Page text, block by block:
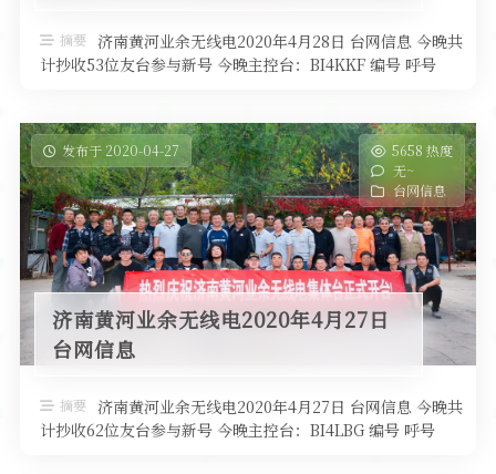
摘要 济南黄河业余无线电2020年4月28日 台网信息 今晚共
计抄收53位友台参与新号 今晚主控台：BI4KKF 编号 呼号
发布于 2020-04-27
5658 热度
无~
台网信息
济南黄河业余无线电2020年4月27日
台网信息
摘要 济南黄河业余无线电2020年4月27日 台网信息 今晚共
计抄收62位友台参与新号 今晚主控台：BI4LBG 编号 呼号